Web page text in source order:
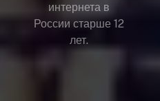
интернета в
России старше 12
лет.